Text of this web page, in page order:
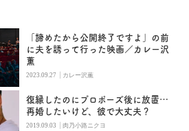
「諦めたから公開終了ですよ」の前
に夫を誘って行った映画／カレー沢
薫
2023.09.27 | カレー沢薫
復縁したのにプロポーズ後に放置…
再婚したいけど、彼で大丈夫？
2019.09.03 |肉乃小路ニクヨ